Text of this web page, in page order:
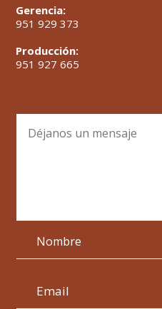
Gerencia:
951 929 373
Producción:
951 927 665